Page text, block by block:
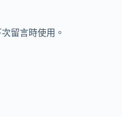
留言時使用。